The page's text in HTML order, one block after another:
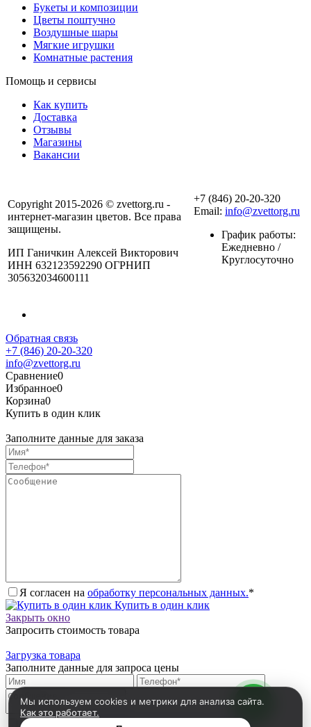
Букеты и композиции
Цветы поштучно
Воздушные шары
Мягкие игрушки
Комнатные растения
Помощь и сервисы
Как купить
Доставка
Отзывы
Магазины
Вакансии
Copyright 2015-2026 © zvettorg.ru -
интернет-магазин цветов. Все права
защищены.
ИП Ганичкин Алексей Викторович
ИНН 632123592290 ОГРНИП
305632034600111
+7 (846) 20-20-320
Email: info@zvettorg.ru
График работы:
Ежедневно /
Круглосуточно
Обратная связь
+7 (846) 20-20-320
info@zvettorg.ru
Сравнение0
Избранное0
Корзина0
Купить в один клик
Заполните данные для заказа
Я согласен на обработку персональных данных.*
Купить в один клик
Закрыть окно
Запросить стоимость товара
Загрузка товара
Заполните данные для запроса цены
Я согласен на обработку персональных данных.*
Мы используем cookies и метрики для анализа сайта.
Как это работает.